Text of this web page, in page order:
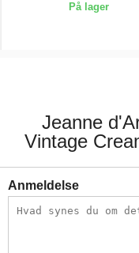
På lager
Jeanne
Vintage
Anmeldelse